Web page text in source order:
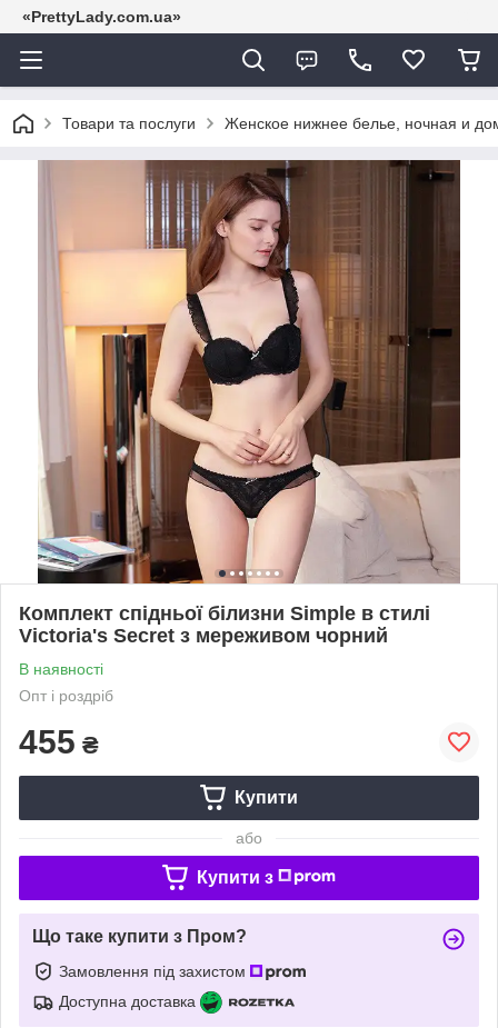
«PrettyLady.com.ua»
Товари та послуги Женское нижнее белье, ночная и
Комплект спідньої білизни Simple в стилі
Victoria's Secret з мереживом чорний
В наявності
Опт і роздріб
455 ₴
Купити
або
Купити з
Що таке купити з Пром?
Замовлення під захистом
Доступна доставка